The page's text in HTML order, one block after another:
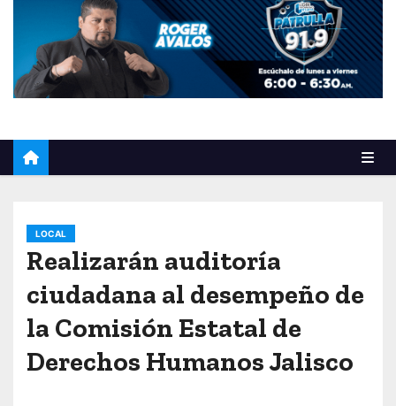
LOCAL
Realizarán auditoría
ciudadana al desempeño de
la Comisión Estatal de
Derechos Humanos Jalisco